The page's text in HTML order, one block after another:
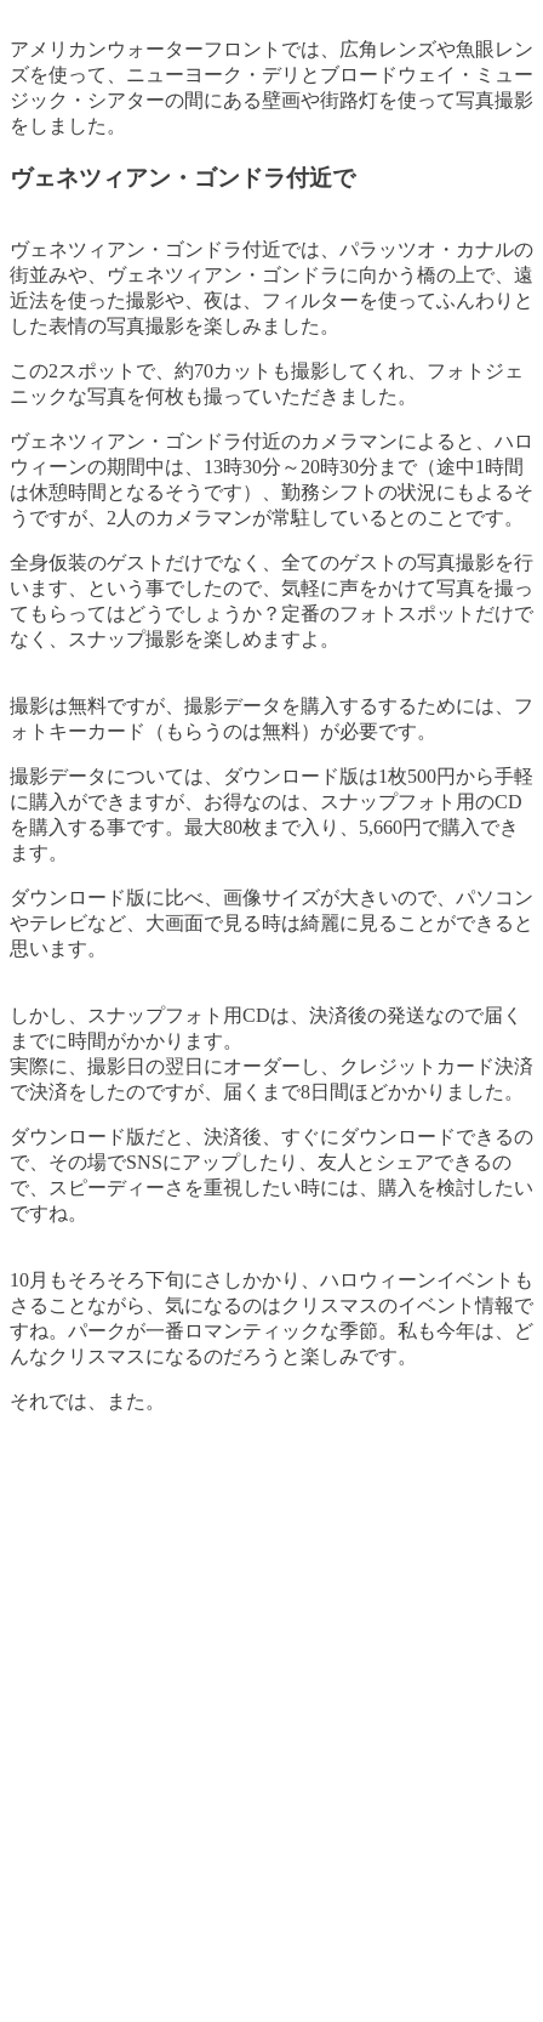
アメリカンウォーターフロントでは、広角レンズや魚眼レン
ズを使って、ニューヨーク・デリとブロードウェイ・ミュー
ジック・シアターの間にある壁画や街路灯を使って写真撮影
をしました。
ヴェネツィアン・ゴンドラ付近で
ヴェネツィアン・ゴンドラ付近では、パラッツオ・カナルの
街並みや、ヴェネツィアン・ゴンドラに向かう橋の上で、遠
近法を使った撮影や、夜は、フィルターを使ってふんわりと
した表情の写真撮影を楽しみました。
この2スポットで、約70カットも撮影してくれ、フォトジェ
ニックな写真を何枚も撮っていただきました。
ヴェネツィアン・ゴンドラ付近のカメラマンによると、ハロ
ウィーンの期間中は、13時30分～20時30分まで（途中1時間
は休憩時間となるそうです）、勤務シフトの状況にもよるそ
うですが、2人のカメラマンが常駐しているとのことです。
全身仮装のゲストだけでなく、全てのゲストの写真撮影を行
います、という事でしたので、気軽に声をかけて写真を撮っ
てもらってはどうでしょうか？定番のフォトスポットだけで
なく、スナップ撮影を楽しめますよ。
撮影は無料ですが、撮影データを購入するするためには、フ
ォトキーカード（もらうのは無料）が必要です。
撮影データについては、ダウンロード版は1枚500円から手軽
に購入ができますが、お得なのは、スナップフォト用のCD
を購入する事です。最大80枚まで入り、5,660円で購入でき
ます。
ダウンロード版に比べ、画像サイズが大きいので、パソコン
やテレビなど、大画面で見る時は綺麗に見ることができると
思います。
しかし、スナップフォト用CDは、決済後の発送なので届く
までに時間がかかります。
実際に、撮影日の翌日にオーダーし、クレジットカード決済
で決済をしたのですが、届くまで8日間ほどかかりました。
ダウンロード版だと、決済後、すぐにダウンロードできるの
で、その場でSNSにアップしたり、友人とシェアできるの
で、スピーディーさを重視したい時には、購入を検討したい
ですね。
10月もそろそろ下旬にさしかかり、ハロウィーンイベントも
さることながら、気になるのはクリスマスのイベント情報で
すね。パークが一番ロマンティックな季節。私も今年は、ど
んなクリスマスになるのだろうと楽しみです。
それでは、また。